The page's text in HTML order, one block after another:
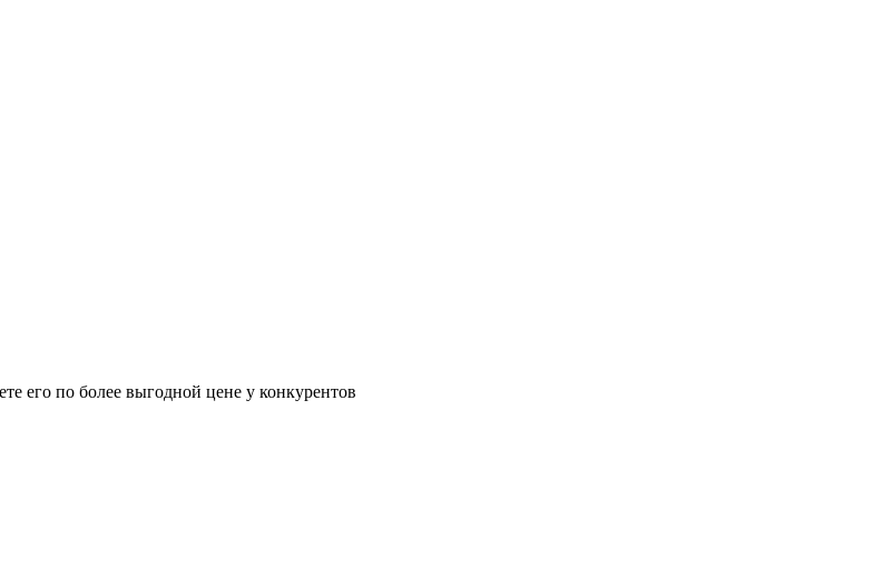
его по более выгодной цене у конкурентов